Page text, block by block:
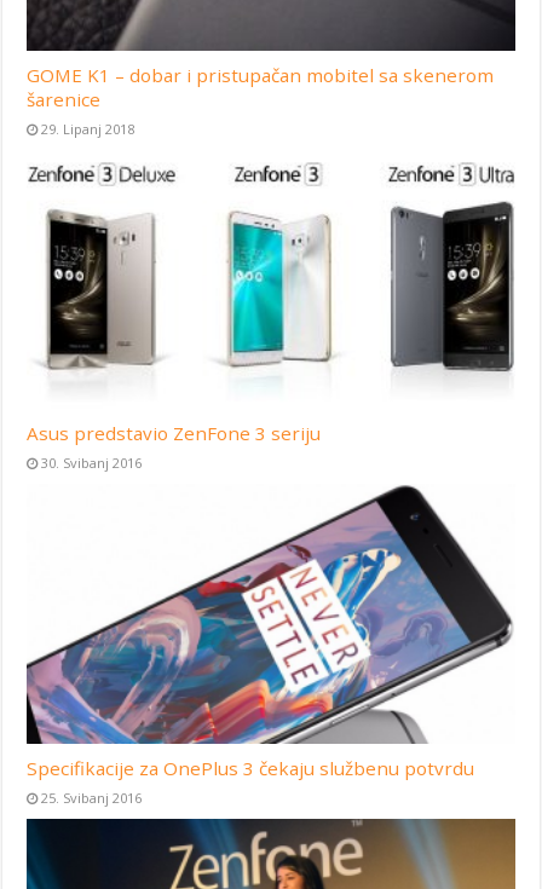
GOME K1 – dobar i pristupačan mobitel sa skenerom
šarenice
29. Lipanj 2018
Asus predstavio ZenFone 3 seriju
30. Svibanj 2016
Specifikacije za OnePlus 3 čekaju službenu potvrdu
25. Svibanj 2016